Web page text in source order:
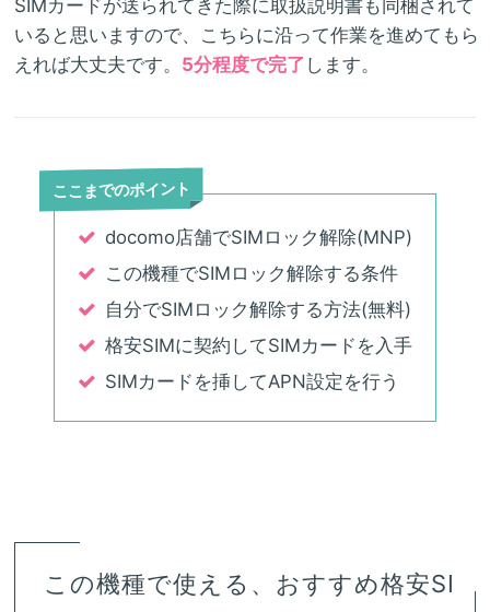
SIMカードが送られてきた際に取扱説明書も同梱されて
いると思いますので、こちらに沿って作業を進めてもら
えれば大丈夫です。 5分程度で完了 します。
ここまでのポイント
docomo店舗でSIMロック解除(MNP)
この機種でSIMロック解除する条件
自分でSIMロック解除する方法(無料)
格安SIMに契約してSIMカードを入手
SIMカードを挿してAPN設定を行う
この機種で使える、おすすめ格安SI